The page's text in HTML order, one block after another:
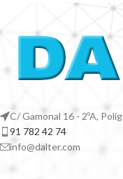
C/ Gamonal 16 - 2ºA,
91 782 42 74
info@dalter.com